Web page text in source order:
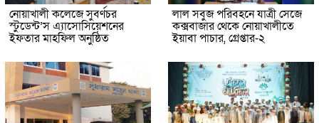
নোয়াখালী কলেজে সুবর্ণচর
স্টুডেন্ট’স এ্যাসোসিয়েশনের
ইফতার মাহফিল অনুষ্ঠিত
লাল সবুজ পরিবহনে যাত্রী সেজে
কক্সবাজার থেকে নোয়াখালীতে
ইয়াবা পাচার, গ্রেপ্তার-২